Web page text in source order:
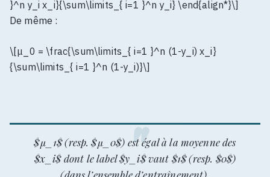
}^n y_i x_i}{\sum\limits_{ i=1 }^n y_i} \end{align*}\]
De même :
\[μ_0 = \frac{\sum\limits_{ i=1 }^n (1-y_i) x_i}
{\sum\limits_{ i=1 }^n (1-y_i)}\]
$μ_1$ (resp. $μ_0$) est égal à la moyenne des
$x_i$ dont le label $y_i$ vaut $1$ (resp. $0$)
(dans l’ensemble d’entraînement).